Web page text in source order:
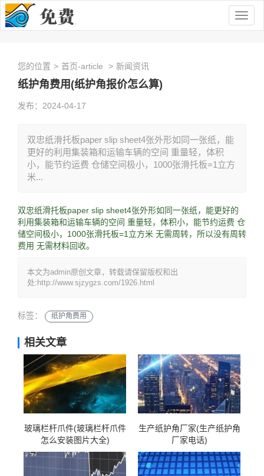
您的位置 > 首页-article > 新闻资讯
纸护角费用(纸护角报价怎么算)
发布：2024-04-17
双忠纸滑托板paper slip sheet4张外形如同一张纸，能
更好的利用集装箱和运输车辆的空间 重量轻，体积
小，能节约运费 仓储空间极小，1000张滑托板=1立方
米...
双忠纸滑托板paper slip sheet4张外形如同一张纸，能更好的
利用集装箱和运输车辆的空间 重量轻，体积小，能节约运费 仓
储空间极小，1000张滑托板=1立方米 无需周转，所以没有周转
费用 无需材料回收。
本文为admin原创文章，转载请保留版权和出
处:http://www.sjzygzs.com/1926.html
标签： 纸护角费用
相关文章
玻璃栏杆爪件(玻璃栏杆爪件
怎么安装图片大全)
生产纸护角厂家(生产纸护角
厂家电话)